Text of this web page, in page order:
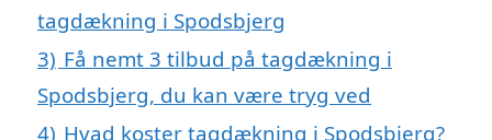
tagdækning i Spodsbjerg
3) Få nemt 3 tilbud på tagdækning i
Spodsbjerg, du kan være tryg ved
4) Hvad koster tagdækning i Spodsbjerg?